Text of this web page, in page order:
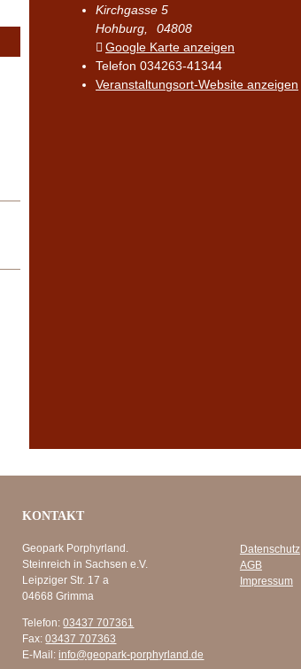
Kirchgasse 5
Hohburg,
04808
Google Karte anzeigen
Telefon 034263-41344
Veranstaltungsort-Website anzeigen
KONTAKT
Geopark Porphyrland.
Steinreich in Sachsen e.V.
Leipziger Str. 17 a
04668 Grimma
Telefon:03437 707361
Fax:03437 707363
E-Mail:info@geopark-porphyrland.de
Datenschutz
AGB
Impressum